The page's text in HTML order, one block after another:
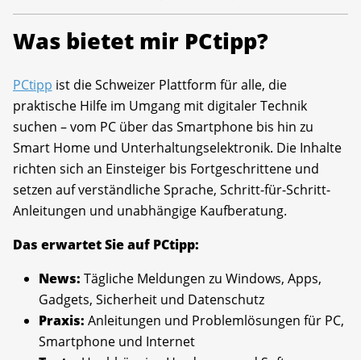
Was bietet mir PCtipp?
PCtipp ist die Schweizer Plattform für alle, die
praktische Hilfe im Umgang mit digitaler Technik
suchen – vom PC über das Smartphone bis hin zu
Smart Home und Unterhaltungselektronik. Die Inhalte
richten sich an Einsteiger bis Fortgeschrittene und
setzen auf verständliche Sprache, Schritt-für-Schritt-
Anleitungen und unabhängige Kaufberatung.
Das erwartet Sie auf PCtipp:
News: Tägliche Meldungen zu Windows, Apps,
Gadgets, Sicherheit und Datenschutz
Praxis: Anleitungen und Problemlösungen für PC,
Smartphone und Internet